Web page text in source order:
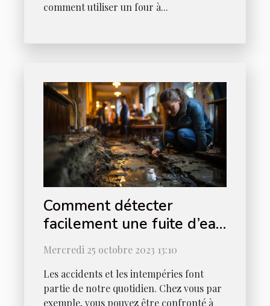
comment utiliser un four à...
Comment détecter
facilement une fuite d’eau
chez vous ?
Mercredi 25 octobre 2023 13:10
Les accidents et les intempéries font
partie de notre quotidien. Chez vous par
exemple, vous pouvez être confronté à